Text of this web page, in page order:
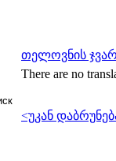
თელოვნის
There are no
<უკან